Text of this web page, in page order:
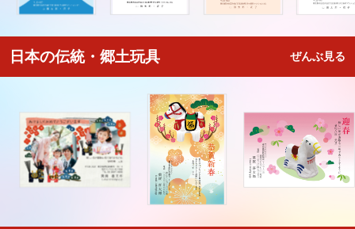
日本の伝統・郷土玩具 ぜんぶ見る